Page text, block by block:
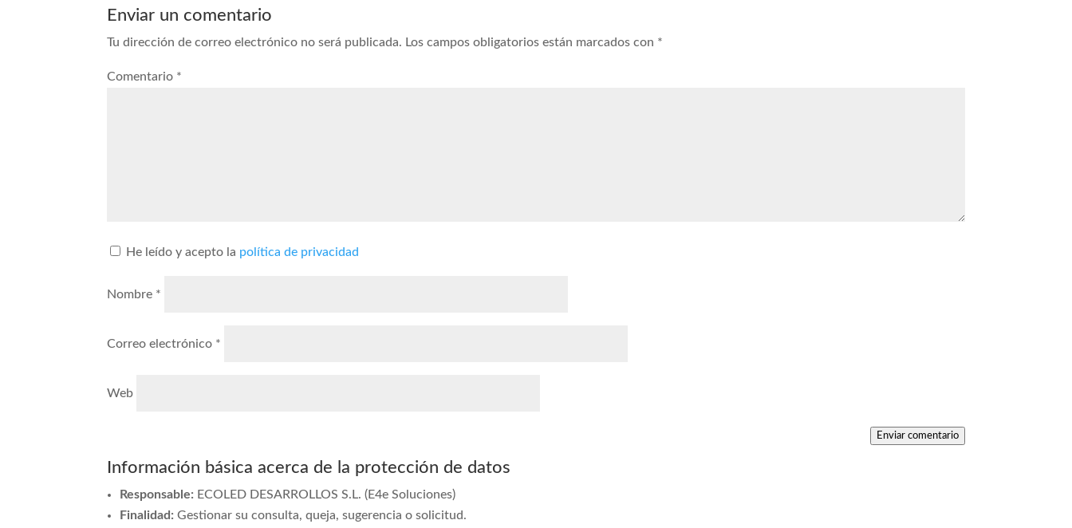
Enviar un comentario
Tu dirección de correo electrónico no será publicada. Los campos obligatorios están marcados con *
Comentario *
He leído y acepto la política de privacidad
Nombre *
Correo electrónico *
Web
Enviar comentario
Información básica acerca de la protección de datos
Responsable: ECOLED DESARROLLOS S.L. (E4e Soluciones)
Finalidad: Gestionar su consulta, queja, sugerencia o solicitud.